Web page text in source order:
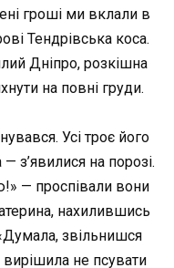
гроші ми вклали в
Тендрівська коса.
Дніпро, розкішна
на повні груди.
Усі троє його
з’явилися на порозі.
— проспівали вони
нахилившись
звільнишся
вирішила не псувати